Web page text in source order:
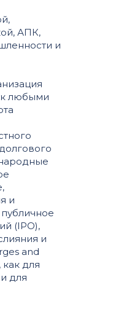
АПК,
и
любыми
и
(IPO),
и
and
как для
для